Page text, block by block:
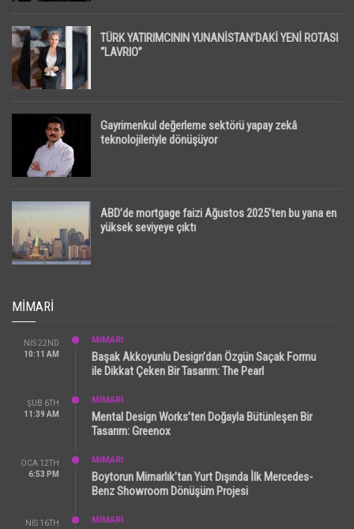
TÜRK YATIRIMCININ YUNANİSTAN’DAKİ YENİ ROTASI
“LAVRIO”
Gayrimenkul değerleme sektörü yapay zekâ
teknolojileriyle dönüşüyor
ABD’de mortgage faizi Ağustos 2025’ten bu yana en
yüksek seviyeye çıktı
MIMARI
NIS 22ND
10:11 AM
MİMARİ
Başak Akkoyunlu Design’dan Özgün Saçak Formu
ile Dikkat Çeken Bir Tasarım: The Pearl
ŞUB 6TH
11:39 AM
MİMARİ
Mental Design Works’ten Doğayla Bütünleşen Bir
Tasarım: Greenox
OCA 12TH
6:53 PM
MİMARİ
Boytorun Mimarlık’tan Yurt Dışında İlk Mercedes-
Benz Showroom Dönüşüm Projesi
NIS 16TH
MİMARİ